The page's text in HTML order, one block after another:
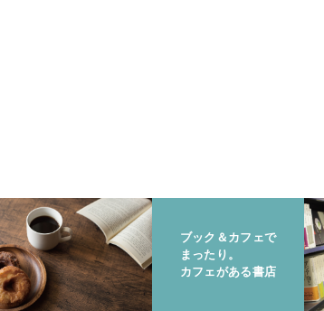
ブック＆カフェで
まったり。
カフェがある書店